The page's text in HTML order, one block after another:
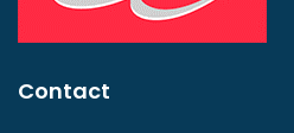
Contact